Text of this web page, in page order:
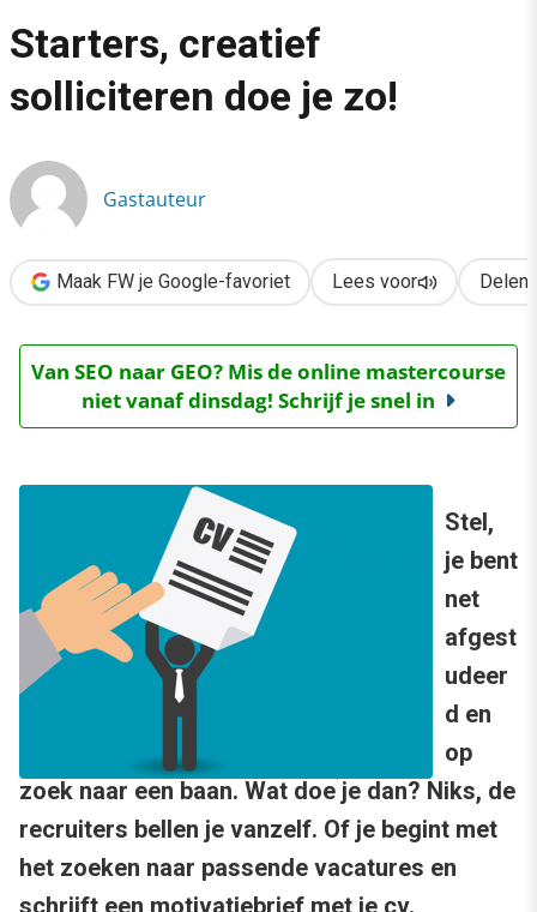
›
Alle artikelen
Starters, creatief solliciteren doe je zo!
Starters, creatief
solliciteren doe je zo!
Gastauteur
Maak FW je Google-favoriet Lees voor Delen
Van SEO naar GEO? Mis de online mastercourse
niet vanaf dinsdag! Schrijf je snel in
Stel,
je bent
net
afgest
udeer
d en
op
zoek naar een baan. Wat doe je dan? Niks, de
recruiters bellen je vanzelf. Of je begint met
het zoeken naar passende vacatures en